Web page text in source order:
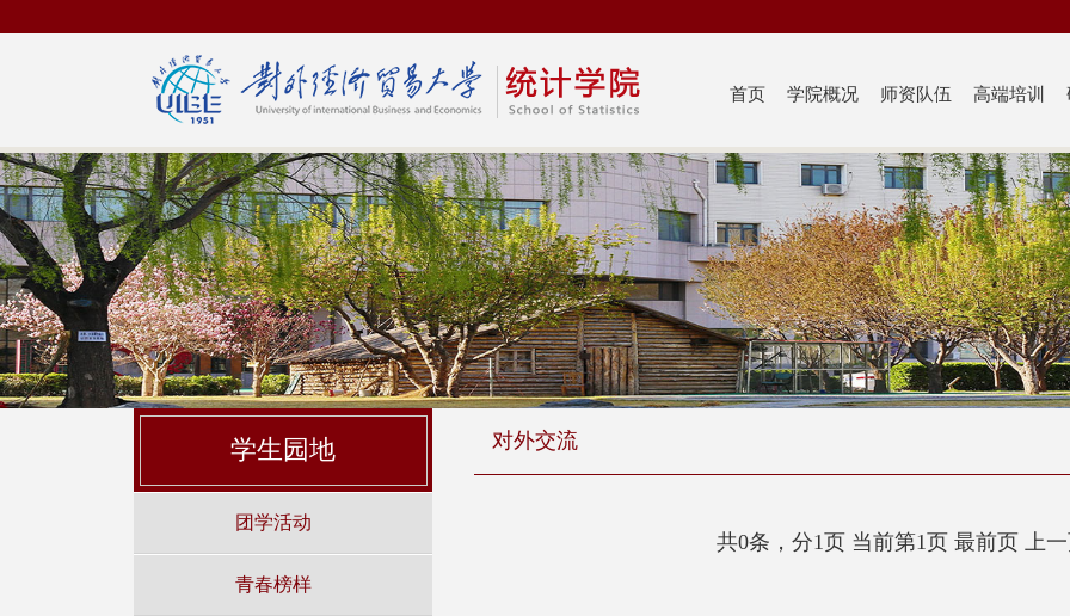
首页 学院概况 师资队伍 高端培训
学生园地
团学活动
青春榜样
对外交流
共0条，分1页 当前第1页 最前页 上